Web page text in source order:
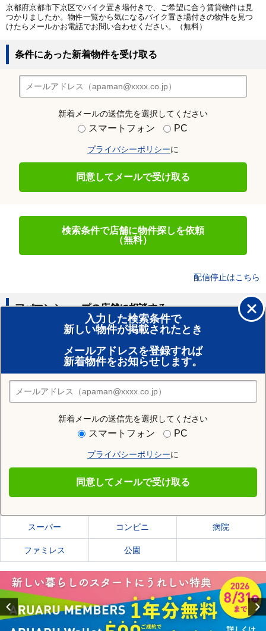
京都府京都市下京区でバイク置き場付きで、ご希望に合う賃貸物件は見
つかりましたか。物件一覧から気になるバイク置き場付きの物件を見つ
けたらメールかお電話でお問い合わせください。（無料）
条件にあった新着物件を受け取る
新着メールの送信先を選択してください
スマートフォン PC
プライバシーポリシーに
同意してメールで受け取る
検索条件で店舗に物件探しを依頼
（無料）
配信停止はこちら
入力した検索条件で
新しい物件が掲載されたとき
メールアドレスを登録すれば
新着物件をお知らせします。
新着メールの送信先を選択してください
スマートフォン PC
プライバシーポリシーに
同意してメールで受け取る
アパマンショップの店舗に相談する
賃貸のプロがお部屋探し！
おまかせ物件リクエスト
住みたい街の店舗を探す
店舗検索
住む街研究所で京都市下京区の情報を見る
京都市下京区の施設一覧
スーパー コンビニ 病院
ファミレス 公園
Previous